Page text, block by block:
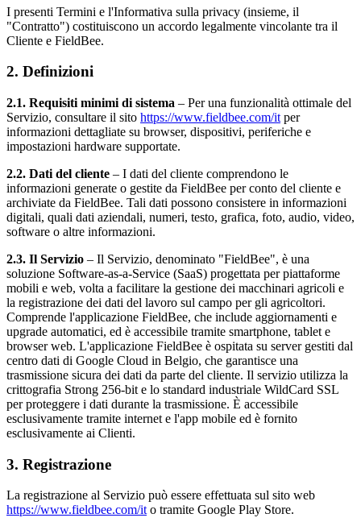
I presenti Termini e l'Informativa sulla privacy (insieme, il
"Contratto") costituiscono un accordo legalmente vincolante tra il
Cliente e FieldBee.
2. Definizioni
2.1. Requisiti minimi di sistema – Per una funzionalità ottimale del
Servizio, consultare il sito https://www.fieldbee.com/it per
informazioni dettagliate su browser, dispositivi, periferiche e
impostazioni hardware supportate.
2.2. Dati del cliente – I dati del cliente comprendono le
informazioni generate o gestite da FieldBee per conto del cliente e
archiviate da FieldBee. Tali dati possono consistere in informazioni
digitali, quali dati aziendali, numeri, testo, grafica, foto, audio, video,
software o altre informazioni.
2.3. Il Servizio – Il Servizio, denominato "FieldBee", è una
soluzione Software-as-a-Service (SaaS) progettata per piattaforme
mobili e web, volta a facilitare la gestione dei macchinari agricoli e
la registrazione dei dati del lavoro sul campo per gli agricoltori.
Comprende l'applicazione FieldBee, che include aggiornamenti e
upgrade automatici, ed è accessibile tramite smartphone, tablet e
browser web. L'applicazione FieldBee è ospitata su server gestiti dal
centro dati di Google Cloud in Belgio, che garantisce una
trasmissione sicura dei dati da parte del cliente. Il servizio utilizza la
crittografia Strong 256-bit e lo standard industriale WildCard SSL
per proteggere i dati durante la trasmissione. È accessibile
esclusivamente tramite internet e l'app mobile ed è fornito
esclusivamente ai Clienti.
3. Registrazione
La registrazione al Servizio può essere effettuata sul sito web
https://www.fieldbee.com/it o tramite Google Play Store.